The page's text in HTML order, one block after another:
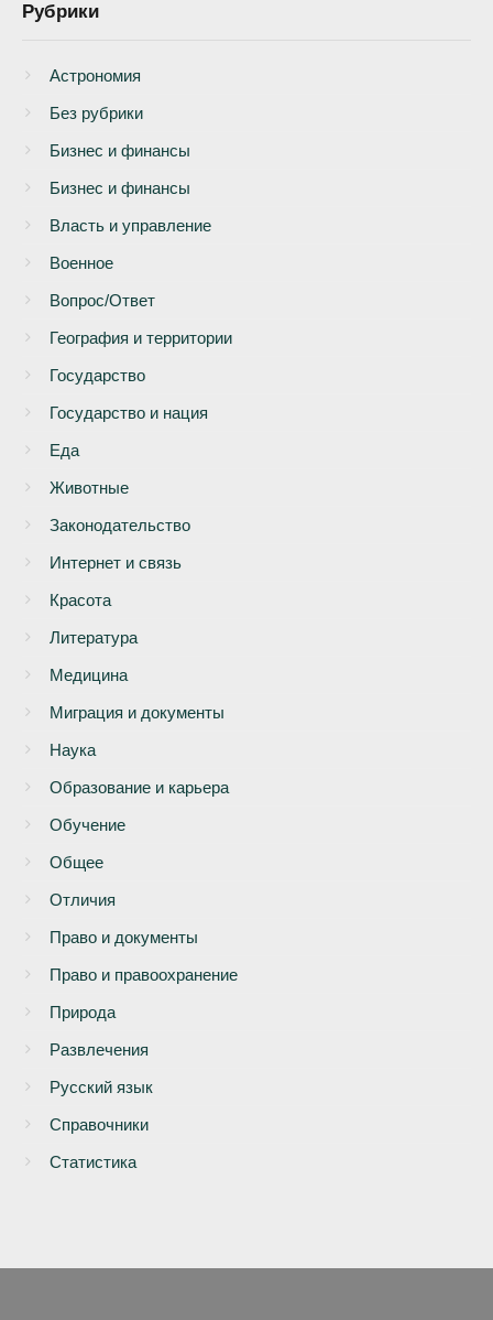
Рубрики
Астрономия
Без рубрики
Бизнеc и финансы
Бизнес и финансы
Власть и управление
Военное
Вопрос/Ответ
География и территории
Государство
Государство и нация
Еда
Животные
Законодательство
Интернет и связь
Красота
Литература
Медицина
Миграция и документы
Наука
Образование и карьера
Обучение
Общее
Отличия
Право и документы
Право и правоохранение
Природа
Развлечения
Русский язык
Справочники
Статистика